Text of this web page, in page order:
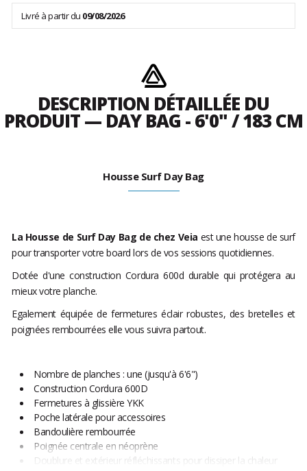
Livré à partir du 09/08/2026
DESCRIPTION DÉTAILLÉE DU
PRODUIT — DAY BAG - 6'0" / 183 CM
Housse Surf Day Bag
La Housse de Surf Day Bag de chez Veia est une housse de surf
pour transporter votre board lors de vos sessions quotidiennes.
Dotée d'une construction Cordura 600d durable qui protégera au
mieux votre planche.
Egalement équipée de fermetures éclair robustes, des bretelles et
poignées rembourrées elle vous suivra partout.
Nombre de planches : une (jusqu'à 6'6")
Construction Cordura 600D
Fermetures à glissière YKK
Poche latérale pour accessoires
Bandoulière rembourrée
Poignée centrale en néoprène
Doublure et extérieur réfléchissants pour dissiper la chaleur